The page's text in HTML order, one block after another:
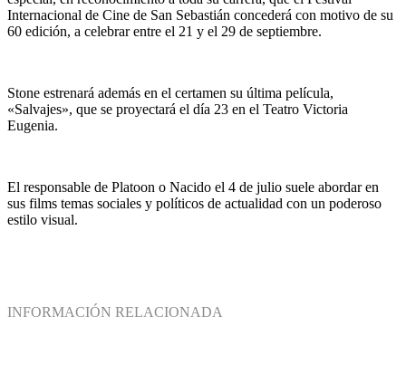
Internacional de Cine de San Sebastián concederá con motivo de su
60 edición, a celebrar entre el 21 y el 29 de septiembre.
Stone estrenará además en el certamen su última película,
«Salvajes», que se proyectará el día 23 en el Teatro Victoria
Eugenia.
El responsable de Platoon o Nacido el 4 de julio suele abordar en
sus films temas sociales y políticos de actualidad con un poderoso
estilo visual.
INFORMACIÓN RELACIONADA